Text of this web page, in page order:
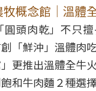
牧概念館｜溫體
頭肉乾」不只
「鮮沖」溫體肉
更推出溫體全牛
和牛肉麵２種選